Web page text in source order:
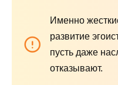
Именно
развитие
пусть даже
отказывают.